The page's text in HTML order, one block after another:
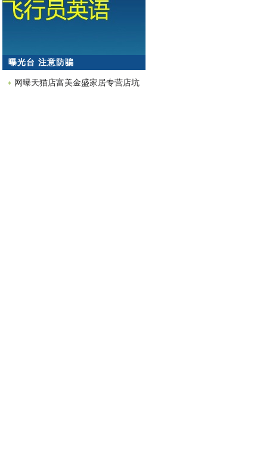
曝光台 注意防骗
网曝天猫店富美金盛家居专营店坑